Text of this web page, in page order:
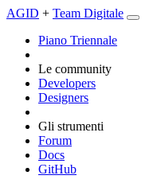
AGID + Team Digitale
Piano Triennale
Le community
Developers
Designers
Gli strumenti
Forum
Docs
GitHub